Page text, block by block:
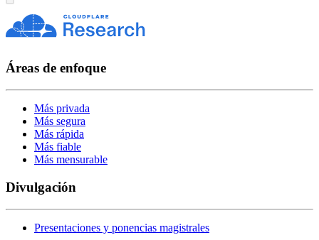
Áreas de enfoque
Más privada
Más segura
Más rápida
Más fiable
Más mensurable
Divulgación
Presentaciones y ponencias magistrales